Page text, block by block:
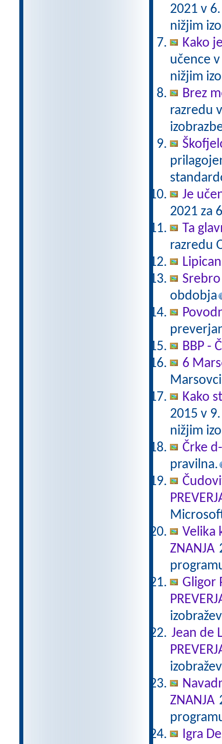
2021 v
nižjim
Kako
učence
nižjim
Brez
razredu
Je
2021 za
Ta
razredu
obdobja
BBP -
6
Kako
2015 v
nižjim
Črke
pravilna.
Velika
ZNANJA
Gligor
Jean de
ZNANJA
Igra